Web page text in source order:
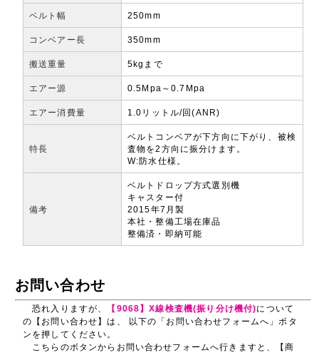
ベルト幅 250mm
コンベアー長 350mm
搬送重量 5kgまで
エアー源 0.5Mpa～0.7Mpa
エアー消費量 1.0リットル/回(ANR)
特長
ベルトコンベアが下方向に下がり、被検
査物を2方向に振分けます。
W:防水仕様。
備考
ベルトドロップ方式選別機
キャスター付
2015年7月製
本社・整備工場在庫品
整備済・即納可能
お問い合わせ
恐れ入りますが、 【9068】X線検査機(振り分け機付)について
の【お問い合わせ】は、 以下の「お問い合わせフォームへ」ボタ
ンを押してください。
こちらのボタンからお問い合わせフォームへ行きますと、【商